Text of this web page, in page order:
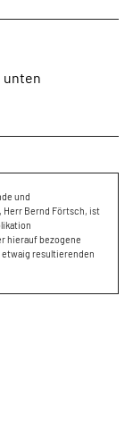
unten
und
Herr Bernd Förtsch, ist
hierauf bezogene
etwaig resultierenden